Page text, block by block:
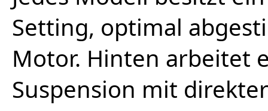
Setting, optimal
Motor. Hinten arbeitet
Suspension mit